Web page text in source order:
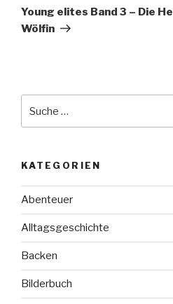
Beitrag
Young elites Band 3 – Die
Wölfin
nach:
KATEGORIEN
Abenteuer
Alltagsgeschichte
Backen
Bilderbuch